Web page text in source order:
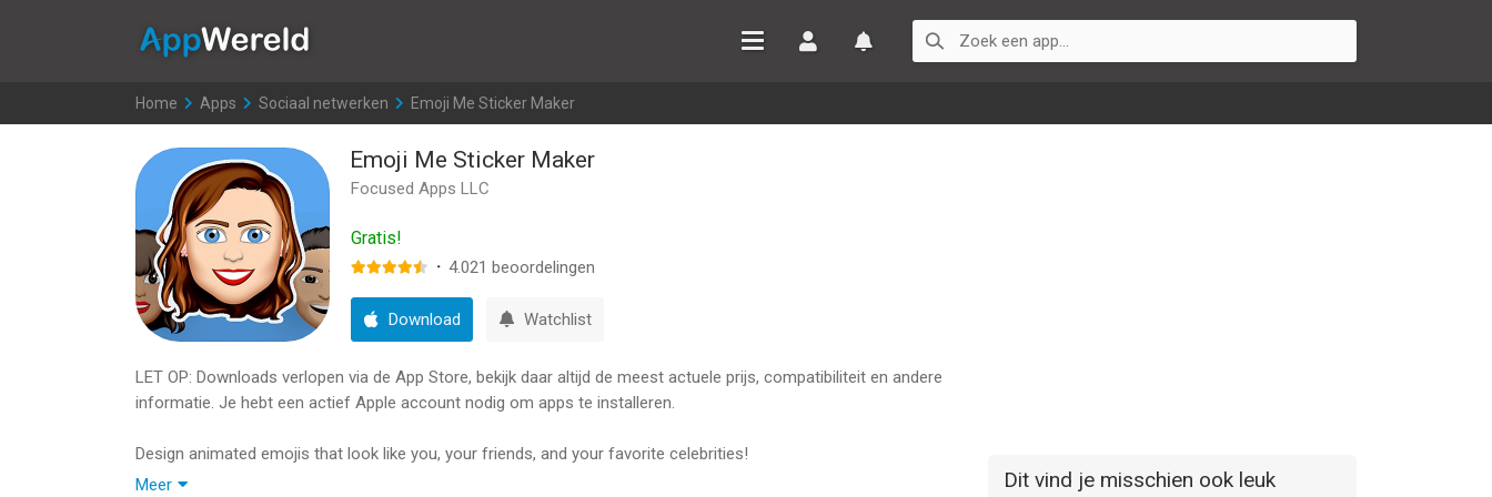
Home >
Apps >
Sociaal netwerken >
Emoji Me Sticker Maker
Emoji Me Sticker Maker
Focused Apps LLC
Gratis!
· 4.021 beoordelingen
Download Watchlist
LET OP: Downloads verlopen via de App Store, bekijk daar altijd de meest actuele prijs, compatibiliteit en andere
informatie. Je hebt een actief Apple account nodig om apps te installeren.
Design animated emojis that look like you, your friends, and your favorite celebrities!
Meer Dit vind je misschien ook leuk